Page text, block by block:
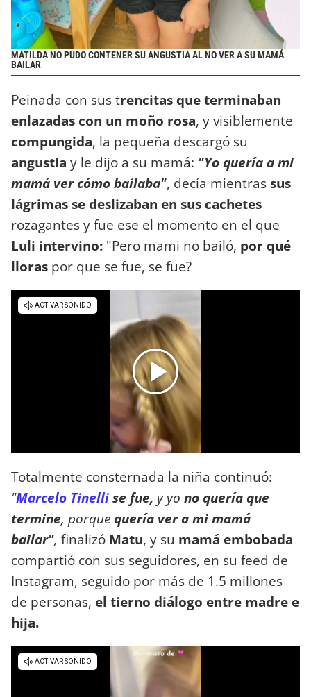
MATILDA NO PUDO CONTENER SU ANGUSTIA AL NO VER A SU MAMÁ
BAILAR
Peinada con sus trencitas que terminaban
enlazadas con un moño rosa, y visiblemente
compungida, la pequeña descargó su
angustia y le dijo a su mamá: "Yo quería a mi
mamá ver cómo bailaba", decía mientrassus
lágrimas se deslizaban en sus cachetes
rozagantes y fue ese el momento en el que
Luli intervino: "Pero mami no bailó, por qué
lloras por que se fue, se fue?
Totalmente consternada la niña continuó:
"Marcelo Tinellise fue, y yo no quería que
termine, porquequería ver a mi mamá
bailar", finalizó Matu, y su mamá embobada
compartió con sus seguidores, en su feed de
Instagram, seguido por más de 1.5 millones
de personas, el tierno diálogo entre madre e
hija.